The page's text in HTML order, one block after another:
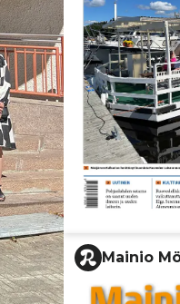
Mainio